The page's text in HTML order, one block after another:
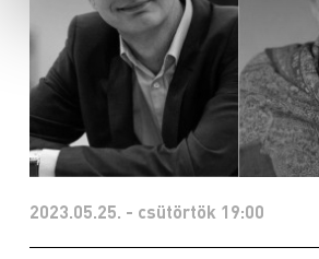
2023.05.25. - csütörtök 19:00